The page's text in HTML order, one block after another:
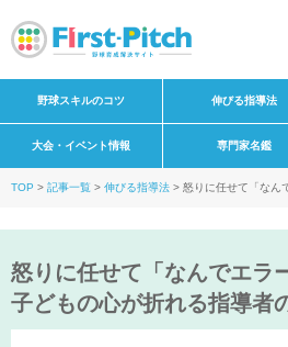
野球スキルのコツ 伸びる指導法
大会・イベント情報 専門家名鑑
TOP 記事一覧 伸びる指導法
怒りに任せて「なん
怒りに任せて「なんでエラ
子どもの心が折れる指導者